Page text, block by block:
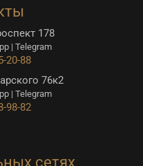
178
| Telegram
20-88
76к2
| Telegram
98-82
сетях